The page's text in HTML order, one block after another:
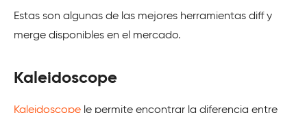
Estas son algunas de las mejores herramientas diff y
merge disponibles en el mercado.
Kaleidoscope
Kaleidoscope le permite encontrar la diferencia entre